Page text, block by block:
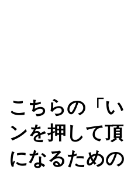
こちらの「
ンを押して
になるため